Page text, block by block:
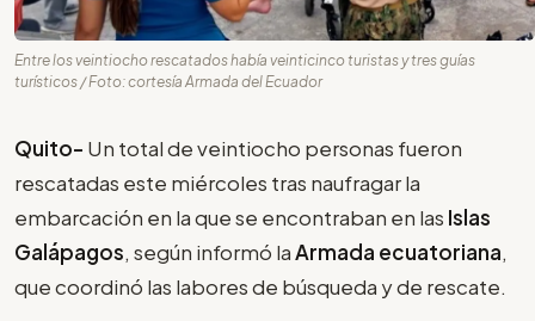
Entre los veintiocho rescatados había veinticinco turistas y tres guías
turísticos / Foto: cortesía Armada del Ecuador
Quito- Un total de veintiocho personas fueron
rescatadas este miércoles tras naufragar la
embarcación en la que se encontraban en las Islas
Galápagos, según informó laArmada ecuatoriana,
que coordinó las labores de búsqueda y de rescate.